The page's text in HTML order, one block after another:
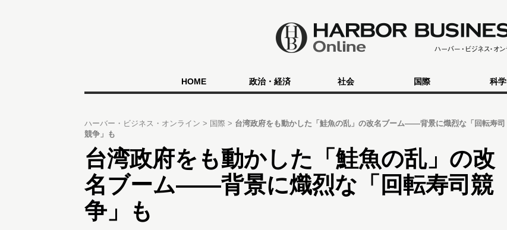
HOME 政治・経済 社会 国際 科学
ハーバー・ビジネス・オンライン 国際
台湾政府をも動かした「鮭魚の乱」の改名ブーム――背景に熾烈な「回転寿司
競争」も
台湾政府をも動かした「鮭魚の乱」の改
名ブーム――背景に熾烈な「回転寿司競
争」も